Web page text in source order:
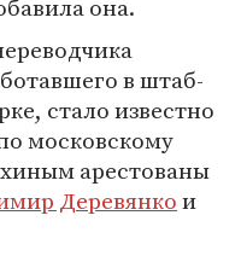
она.
в штаб-
стало известно
московскому
арестованы
Деревянкои